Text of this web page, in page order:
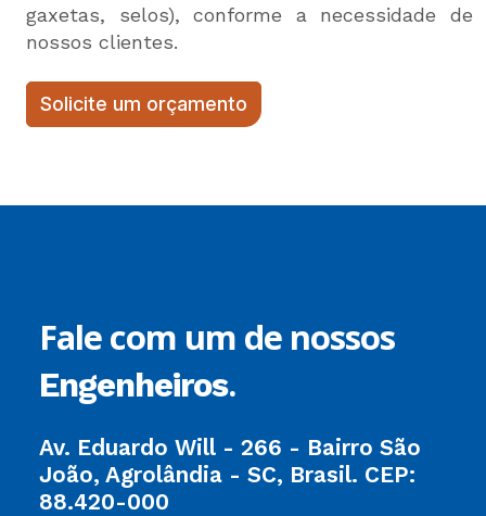
gaxetas, selos), conforme a necessidade de
nossos clientes.
Solicite um orçamento
Fale com um de nossos
Engenheiros.
Av. Eduardo Will - 266 - Bairro São
João, Agrolândia - SC, Brasil. CEP:
88.420-000